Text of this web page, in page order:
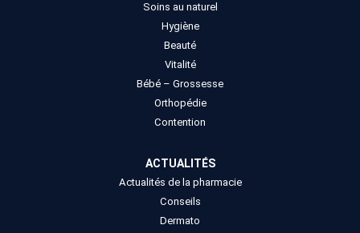
Soins au naturel
Hygiène
Beauté
Vitalité
Bébé – Grossesse
Orthopédie
Contention
ACTUALITÉS
Actualités de la pharmacie
Conseils
Dermato